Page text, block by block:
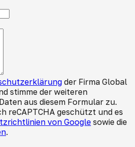
der Firma Global
stimme der weiteren
aus diesem Formular zu.
reCAPTCHA geschützt und es
von Google sowie die
.